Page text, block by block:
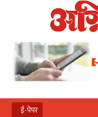
ई-पेपर